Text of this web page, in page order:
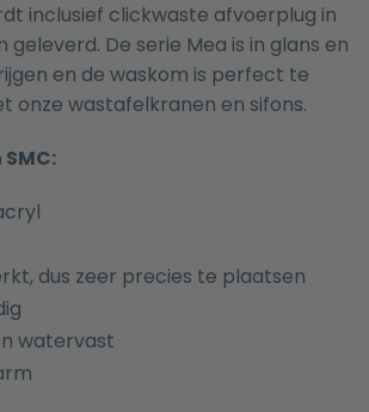
inclusief clickwaste afvoerplug in
De serie Mea is in glans en
en de waskom is perfect te
onze wastafelkranen en sifons.
dus zeer precies te plaatsen
watervast